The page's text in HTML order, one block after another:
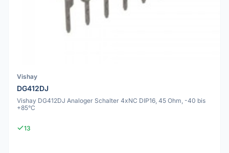
Vishay
DG412DJ
Vishay DG412DJ Analoger Schalter 4xNC DIP16, 45 Ohm, -40 bis
+85°C
13